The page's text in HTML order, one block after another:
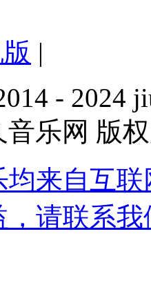
|
- 2024
音乐网 版
来自互
，请联系